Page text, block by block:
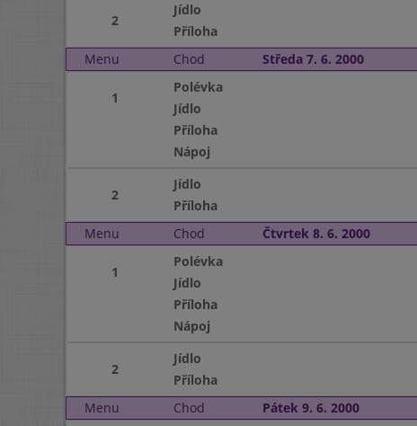
2
Jídlo
Příloha
Menu
Chod Středa 7. 6. 2000
1
Polévka
Jídlo
Příloha
Nápoj
2
Jídlo
Příloha
Menu
Chod Čtvrtek 8. 6. 2000
1
Polévka
Jídlo
Příloha
Nápoj
2
Jídlo
Příloha
Menu
Chod Pátek 9. 6. 2000